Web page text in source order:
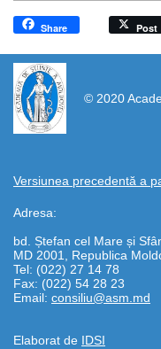
Share Post
© 2020
Versiunea precedentă a
Adresa:
bd. Ștefan cel Mare și
MD 2001, Republica
Tel: (022) 27 14 78
Fax: (022) 54 28 23
Email: consiliu@asm.md
Elaborat de IDSI
https://propletenie.ru/